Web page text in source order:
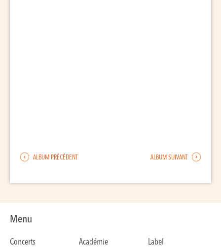
ALBUM PRÉCÉDENT ALBUM SUIVANT
Menu
Concerts Académie
Label